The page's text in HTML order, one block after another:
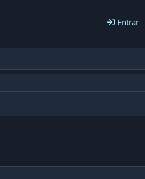
Entrar